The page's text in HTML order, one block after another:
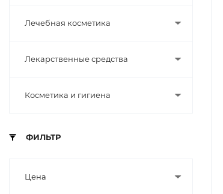
Лечебная косметика
Лекарственные средства
Косметика и гигиена
ФИЛЬТР
Цена